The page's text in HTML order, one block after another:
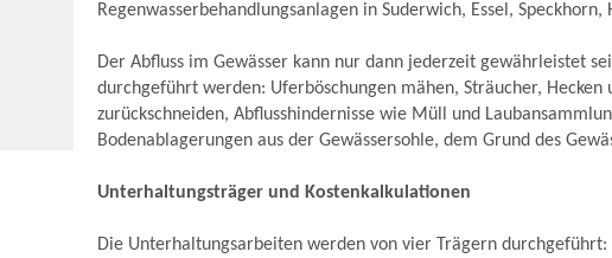
Regenwasserbehandlungsanlagen in Suderwich, Essel,
Der Abfluss im Gewässer kann nur dann jederzeit gewährleistet
durchgeführt werden: Uferböschungen mähen, Sträucher,
zurückschneiden, Abflusshindernisse wie Müll und
Bodenablagerungen aus der Gewässersohle, dem Grund des
Unterhaltungsträger und Kostenkalkulationen
Die Unterhaltungsarbeiten werden von vier Trägern